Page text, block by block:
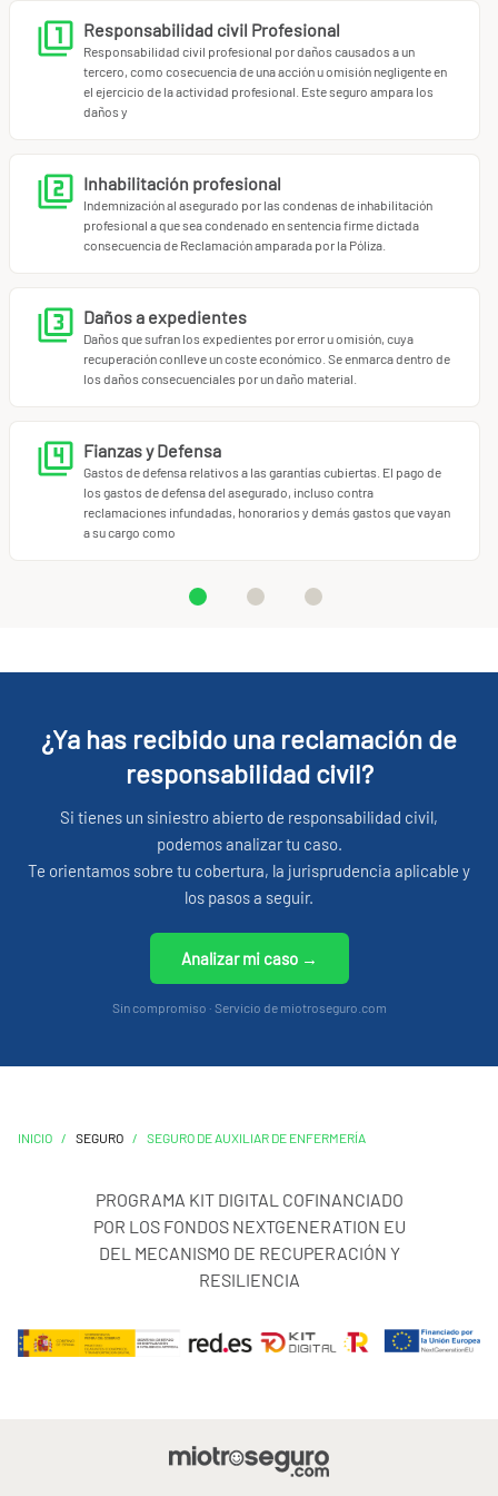
personalizar tu seguro según tu especialidad y volumen de
actividad.
¿Por qué elegir Miotroseguro.com?
Experiencia y especialización en seguros de
responsabilidad civil profesional para auxiliares de
enfermeria.
Atención personalizada: correduría independiente que
compara varias compañías para ofrecerte la mejor opción.
Proceso 100% online: calcula tu prima y contrata en
pocos minutos, sin complicaciones.
Asesoramiento experto en el91 898 10 18o por correo a
info@miotroseguro.com.
No dejes tu tranquilidad al azar. Protege tu profesión y
asegura tu futuro con un seguro de responsabilidad civil
para auxiliares de enfermeria que realmente te respalda.
Calcula tu prima ahoray descubre cómo podemos ayudarte
a ejercer con total confianza.
Responsabilidad civil Profesional
Responsabilidad civil profesional por daños causados a un
tercero, como cosecuencia de una acción u omisión negligente en
el ejercicio de la actividad profesional. Este seguro ampara los
daños y
Inhabilitación profesional
Indemnización al asegurado por las condenas de inhabilitación
profesional a que sea condenado en sentencia firme dictada
consecuencia de Reclamación amparada por la Póliza.
Daños a expedientes
Daños que sufran los expedientes por error u omisión, cuya
recuperación conlleve un coste económico. Se enmarca dentro de
los daños consecuenciales por un daño material.
Fianzas y Defensa
Gastos de defensa relativos a las garantías cubiertas. El pago de
los gastos de defensa del asegurado, incluso contra
reclamaciones infundadas, honorarios y demás gastos que vayan
a su cargo como
¿Ya has recibido una reclamación de
responsabilidad civil?
Si tienes un siniestro abierto de responsabilidad civil,
podemos analizar tu caso.
Te orientamos sobre tu cobertura, la jurisprudencia aplicable y
los pasos a seguir.
Analizar mi caso →
Sin compromiso · Servicio de miotroseguro.com
INICIO / SEGURO / SEGURO DE AUXILIAR DE ENFERMERÍA
PROGRAMA KIT DIGITAL COFINANCIADO
POR LOS FONDOS NEXTGENERATION EU
DEL MECANISMO DE RECUPERACIÓN Y
RESILIENCIA